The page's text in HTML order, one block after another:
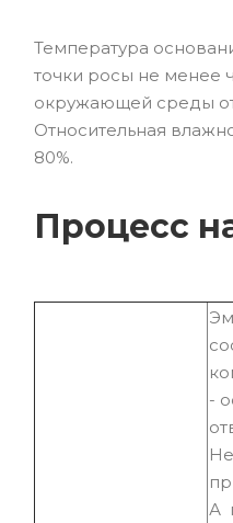
Температура
точки росы не менее
окружающей среды от
Относительная
80%.
Процесс
-
А